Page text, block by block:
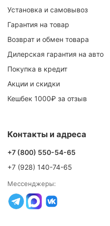
Установка и самовывоз
Гарантия на товар
Возврат и обмен товара
Дилерская гарантия на авто
Покупка в кредит
Акции и скидки
Кешбек 1000₽ за отзыв
Контакты и адреса
+7 (800) 550-54-65
+7 (928) 140-74-65
Мессенджеры: